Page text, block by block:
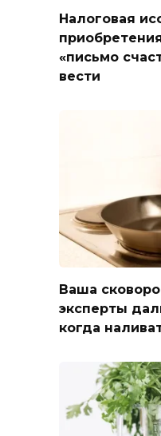
Налоговая
«письмо
вести
Ваша
эксперты
когда